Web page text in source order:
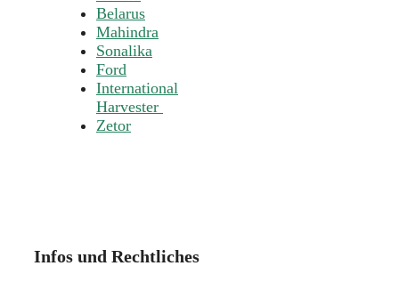
Belarus
Mahindra
Sonalika
Ford
International
Harvester
Zetor
Infos und Rechtliches